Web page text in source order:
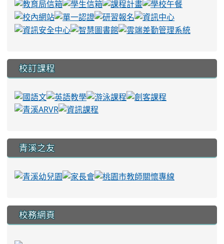
校訂課程
青溪之友
校務網頁